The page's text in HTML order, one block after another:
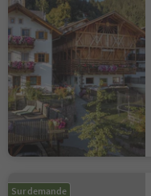
Sur demande